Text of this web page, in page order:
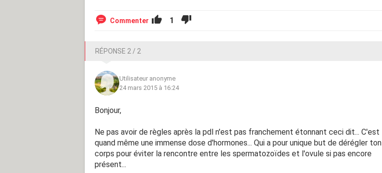
Commenter 1
RÉPONSE 2 / 2
Utilisateur anonyme
24 mars 2015 à 16:24
Bonjour,
Ne pas avoir de règles après la pdl n'est pas franchement étonnant ceci dit... C'est
quand même une immense dose d'hormones... Qui a pour unique but de dérégler ton
corps pour éviter la rencontre entre les spermatozoïdes et l'ovule si pas encore
présent...